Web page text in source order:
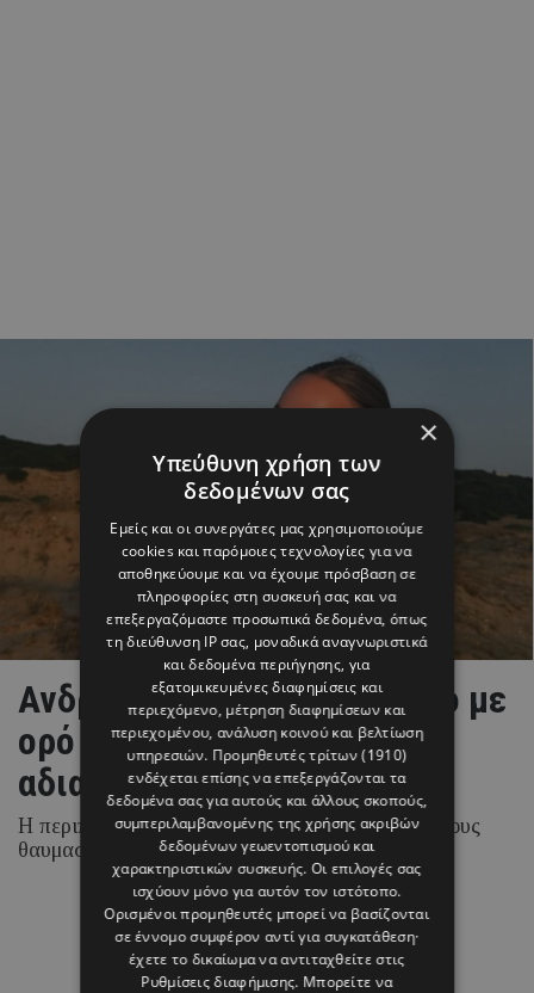
Ανδρομάχη: Στο νοσοκομείο με
ορό μετά από έντονη
αδιαθεσία
Η περιπέτεια με την υγεία της και το μήνυμα στους
θαυμαστές της
08 ΑΥΓΟΥΣΤΟΥ 26 - 11:51
Margarita Psichi
×
Υπεύθυνη χρήση των
δεδομένων σας
Εμείς και οι συνεργάτες μας χρησιμοποιούμε
cookies και παρόμοιες τεχνολογίες για να
αποθηκεύουμε και να έχουμε πρόσβαση σε
πληροφορίες στη συσκευή σας και να
επεξεργαζόμαστε προσωπικά δεδομένα, όπως
τη διεύθυνση IP σας, μοναδικά αναγνωριστικά
και δεδομένα περιήγησης, για
εξατομικευμένες διαφημίσεις και
περιεχόμενο, μέτρηση διαφημίσεων και
περιεχομένου, ανάλυση κοινού και βελτίωση
υπηρεσιών. Προμηθευτές τρίτων (1910)
ενδέχεται επίσης να επεξεργάζονται τα
δεδομένα σας για αυτούς και άλλους σκοπούς,
συμπεριλαμβανομένης της χρήσης ακριβών
δεδομένων γεωεντοπισμού και
χαρακτηριστικών συσκευής. Οι επιλογές σας
ισχύουν μόνο για αυτόν τον ιστότοπο.
Ορισμένοι προμηθευτές μπορεί να βασίζονται
σε έννομο συμφέρον αντί για συγκατάθεση·
έχετε το δικαίωμα να αντιταχθείτε στις
Ρυθμίσεις διαφήμισης. Μπορείτε να